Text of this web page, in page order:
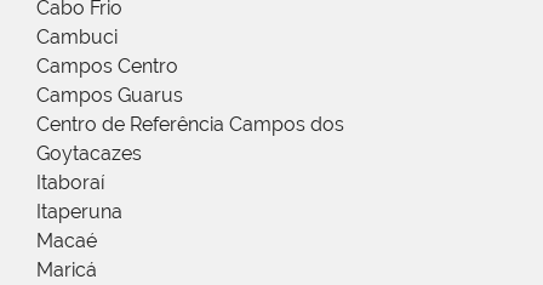
Cabo Frio
Cambuci
Campos Centro
Campos Guarus
Centro de Referência Campos dos
Goytacazes
Itaboraí
Itaperuna
Macaé
Maricá